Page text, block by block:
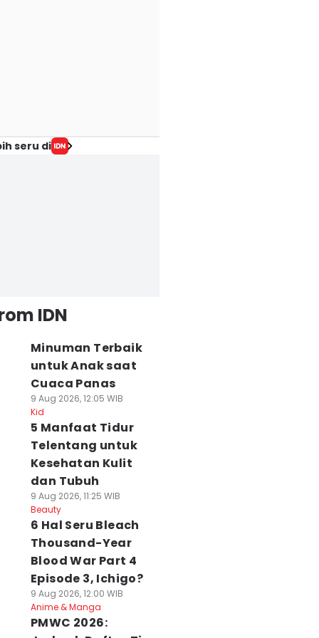
seru di
IDN
Minuman Terbaik
untuk Anak saat
Cuaca Panas
9 Aug 2026, 12:05 WIB
Kid
5 Manfaat Tidur
Telentang untuk
Kesehatan Kulit
dan Tubuh
9 Aug 2026, 11:25 WIB
Beauty
6 Hal Seru Bleach
Thousand-Year
Blood War Part 4
Episode 3, Ichigo?
9 Aug 2026, 12:00 WIB
Anime & Manga
PMWC 2026: